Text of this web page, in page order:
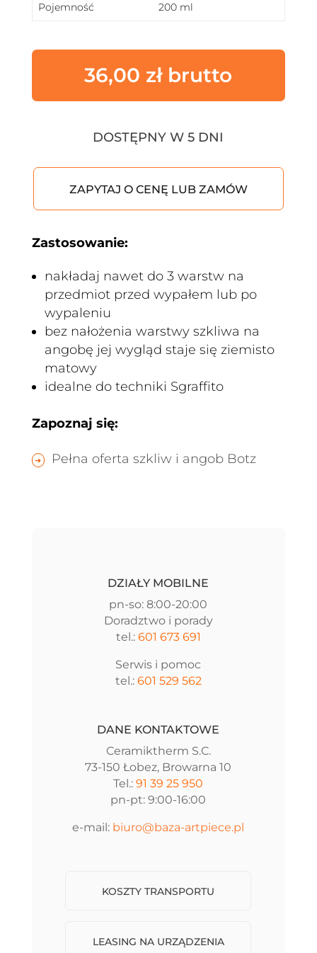
Pojemność 200 ml
36,00 zł
DOSTĘPNY W 5 DNI
ZAPYTAJ O CENĘ LUB ZAMÓW
Zastosowanie:
nakładaj nawet do 3 warstw na
przedmiot przed wypałem lub po
wypaleniu
bez nałożenia warstwy szkliwa na
angobę jej wygląd staje się ziemisto
matowy
idealne do techniki Sgraffito
Zapoznaj się:
Pełna oferta szkliw i angob Botz
DZIAŁY MOBILNE
pn-so: 8:00-20:00
Doradztwo i porady
tel.: 601 673 691
Serwis i pomoc
tel.: 601 529 562
DANE KONTAKTOWE
Ceramiktherm S.C.
73-150 Łobez, Browarna 10
Tel.:91 39 25 950
pn-pt: 9:00-16:00
e-mail: biuro@baza-artpiece.pl
KOSZTY TRANSPORTU
LEASING NA URZĄDZENIA